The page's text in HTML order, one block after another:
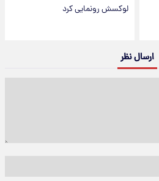
لوکسش رونمایی کرد
ارسال نظر